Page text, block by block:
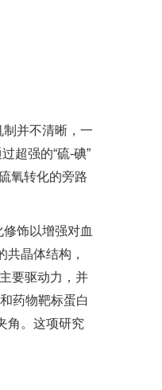
并不清晰，一
超强的“硫-碘”
氧转化的旁路
饰以增强对血
晶体结构，
要驱动力，并
药物靶标蛋白
角。这项研究